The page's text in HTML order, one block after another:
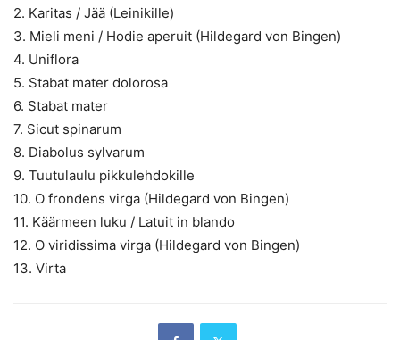
2. Karitas / Jää (Leinikille)
3. Mieli meni / Hodie aperuit (Hildegard von Bingen)
4. Uniflora
5. Stabat mater dolorosa
6. Stabat mater
7. Sicut spinarum
8. Diabolus sylvarum
9. Tuutulaulu pikkulehdokille
10. O frondens virga (Hildegard von Bingen)
11. Käärmeen luku / Latuit in blando
12. O viridissima virga (Hildegard von Bingen)
13. Virta